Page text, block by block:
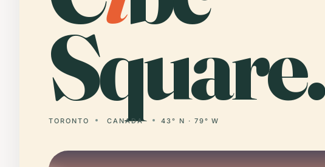
Square.
TORONTO CANADA 43° N · 79° W